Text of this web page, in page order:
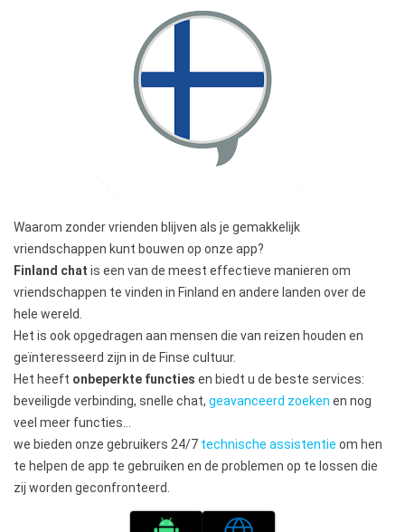
Waarom zonder vrienden blijven als je gemakkelijk
vriendschappen kunt bouwen op onze app?
Finland chat is een van de meest effectieve manieren om
vriendschappen te vinden in Finland en andere landen over de
hele wereld.
Het is ook opgedragen aan mensen die van reizen houden en
geïnteresseerd zijn in de Finse cultuur.
Het heeft onbeperkte functies en biedt u de beste services:
beveiligde verbinding, snelle chat, geavanceerd zoeken en nog
veel meer functies…
we bieden onze gebruikers 24/7 technische assistentie om hen
te helpen de app te gebruiken en de problemen op te lossen die
zij worden geconfronteerd.